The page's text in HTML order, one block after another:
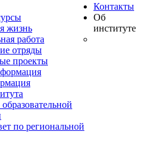
жизнь
работа
отряды
проекты
Контакты
Об
институте
по региональной